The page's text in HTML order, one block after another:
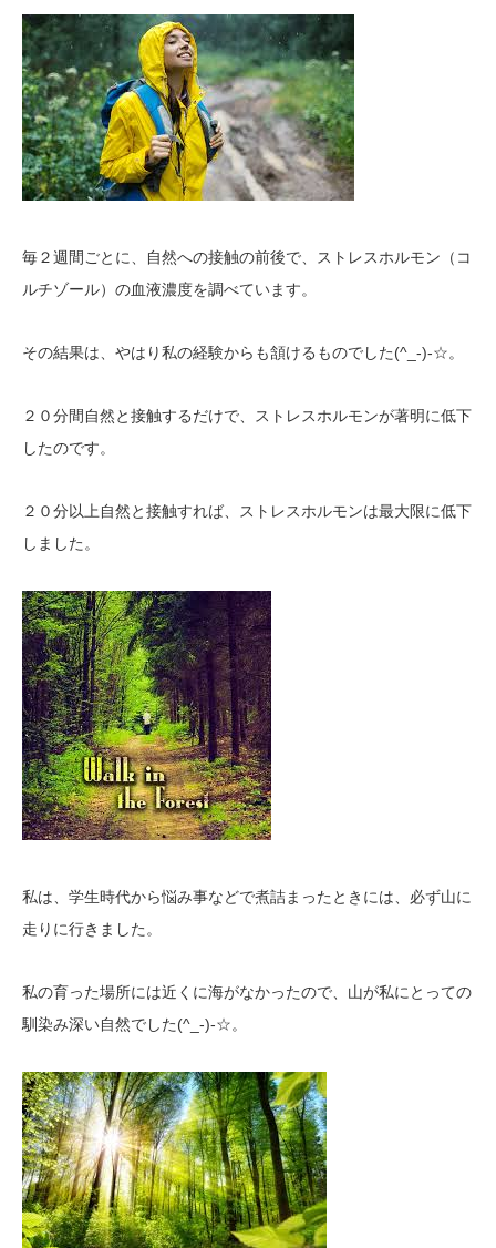
毎２週間ごとに、自然への接触の前後で、ストレスホルモン（コ
ルチゾール）の血液濃度を調べています。
その結果は、やはり私の経験からも頷けるものでした (^_-)-☆。
２０分間自然と接触するだけで、ストレスホルモンが著明に低下
したのです。
２０分以上自然と接触すれば、ストレスホルモンは最大限に低下
しました。
私は、学生時代から悩み事などで煮詰まったときには、必ず山に
走りに行きました。
私の育った場所には近くに海がなかったので、山が私にとっての
馴染み深い自然でした (^_-)-☆。